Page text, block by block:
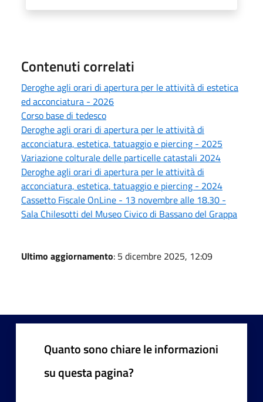
Contenuti correlati
Deroghe agli orari di apertura per le attività di estetica
ed acconciatura - 2026
Corso base di tedesco
Deroghe agli orari di apertura per le attività di
acconciatura, estetica, tatuaggio e piercing - 2025
Variazione colturale delle particelle catastali 2024
Deroghe agli orari di apertura per le attività di
acconciatura, estetica, tatuaggio e piercing - 2024
Cassetto Fiscale OnLine - 13 novembre alle 18.30 -
Sala Chilesotti del Museo Civico di Bassano del Grappa
Ultimo aggiornamento: 5 dicembre 2025, 12:09
Quanto sono chiare le informazioni
su questa pagina?